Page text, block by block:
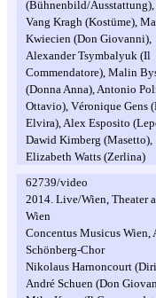
(Bühnenbild/
Vang Kragh (Kostüme),
Kwiecien (Don Giovanni),
Alexander Tsymbalyuk (Il
Commendatore), Malin
(Donna Anna), Antonio
Ottavio), Véronique Gens
Elvira), Alex Esposito
Dawid Kimberg (Masetto),
Elizabeth Watts (Zerlina)
62739/video
2014. Live/Wien, Theater
Wien
Concentus Musicus Wien,
Schönberg-Chor
Nikolaus Harnoncourt
André Schuen (Don